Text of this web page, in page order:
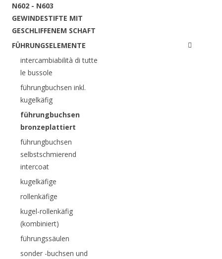
N602 - N603
GEWINDESTIFTE MIT
GESCHLIFFENEM SCHAFT
FÜHRUNGSELEMENTE
intercambiabilità di tutte
le bussole
führungbuchsen inkl.
kugelkäfig
führungbuchsen
bronzeplattiert
führungbuchsen
selbstschmierend
intercoat
kugelkäfige
rollenkäfige
kugel-rollenkäfig
(kombiniert)
führungssäulen
sonder -buchsen und